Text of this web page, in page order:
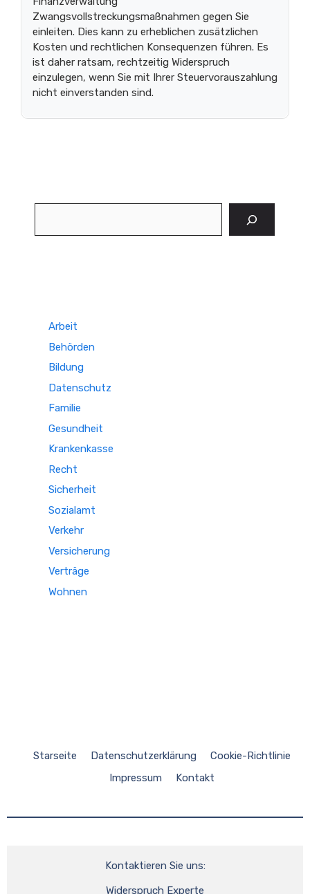
Zwangsvollstreckungsmaßnahmen gegen Sie
einleiten. Dies kann zu erheblichen zusätzlichen
Kosten und rechtlichen Konsequenzen führen. Es
ist daher ratsam, rechtzeitig Widerspruch
einzulegen, wenn Sie mit Ihrer Steuervorauszahlung
nicht einverstanden sind.
Arbeit
Behörden
Bildung
Datenschutz
Familie
Gesundheit
Krankenkasse
Recht
Sicherheit
Sozialamt
Verkehr
Versicherung
Verträge
Wohnen
Starseite Datenschutzerklärung
Cookie-Richtlinie
Impressum
Kontakt
Kontaktieren Sie uns:
Widerspruch Experte